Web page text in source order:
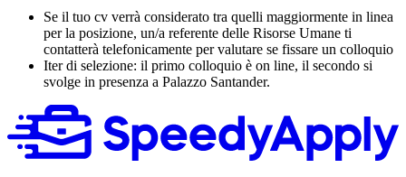
Se il tuo cv verrà considerato tra quelli maggiormente in linea
per la posizione, un/a referente delle Risorse Umane ti
contatterà telefonicamente per valutare se fissare un colloquio
Iter di selezione: il primo colloquio è on line, il secondo si
svolge in presenza a Palazzo Santander.